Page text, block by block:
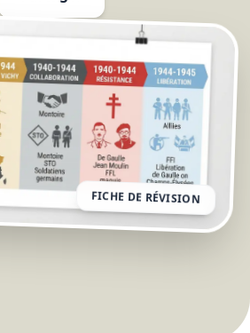
FICHE DE RÉVISION